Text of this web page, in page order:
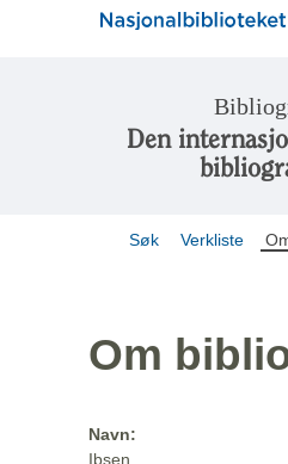
Den
Søk Verkliste
Om
Navn:
Ibsen